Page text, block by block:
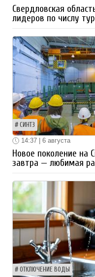
Свердловская
лидеров по числу
СИНТЗ
14:37 | 6 августа
Новое поколение на
завтра — любимая
ОТКЛЮЧЕНИЕ ВОДЫ